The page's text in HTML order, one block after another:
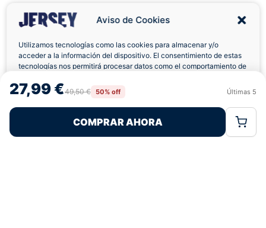
Aviso de Cookies
Utilizamos tecnologías como las cookies para almacenar y/o
acceder a la información del dispositivo. El consentimiento de estas
tecnologías nos permitirá procesar datos como el comportamiento de
retirar el consentimiento, puede afectar negativamente a ciertas
características y funciones.
Rechazar
Política de CookiesPolítica de Privacidad
27,99 €49,50 € 50% off Últimas 5
COMPRAR AHORA
Envíos a Domicilio Devolución 7 Días
Ofertas Sin Límites